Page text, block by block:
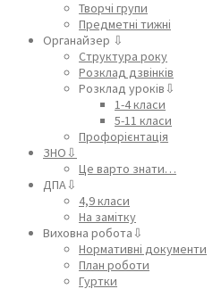
Творчі групи
Предметні тижні
Органайзер ⇩
Структура року
Розклад дзвінків
Розклад уроків⇩
1-4 класи
5-11 класи
Профорієнтація
ЗНО⇩
Це варто знати…
ДПА⇩
4,9 класи
На замітку
Виховна робота⇩
Нормативні документи
План роботи
Гуртки